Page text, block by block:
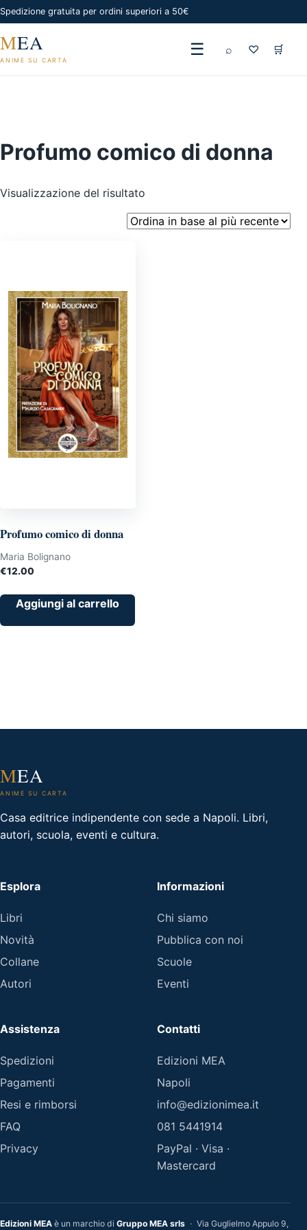
Spedizione gratuita per ordini superiori a 50€
MEA
ANIME SU CARTA
☰ ⌕ ♡ 🛒
Profumo comico di donna
Visualizzazione del risultato
Profumo comico di donna
Maria Bolignano
€12.00
Aggiungi al carrello
MEA
ANIME SU CARTA
Casa editrice indipendente con sede a Napoli. Libri,
autori, scuola, eventi e cultura.
Esplora
Libri
Novità
Collane
Autori
Informazioni
Chi siamo
Pubblica con noi
Scuole
Eventi
Assistenza
Spedizioni
Pagamenti
Resi e rimborsi
FAQ
Privacy
Contatti
Edizioni MEA
Napoli
info@edizionimea.it
081 5441914
PayPal · Visa ·
Mastercard
Edizioni MEA è un marchio di Gruppo MEA srls · Via Guglielmo Appulo 9,